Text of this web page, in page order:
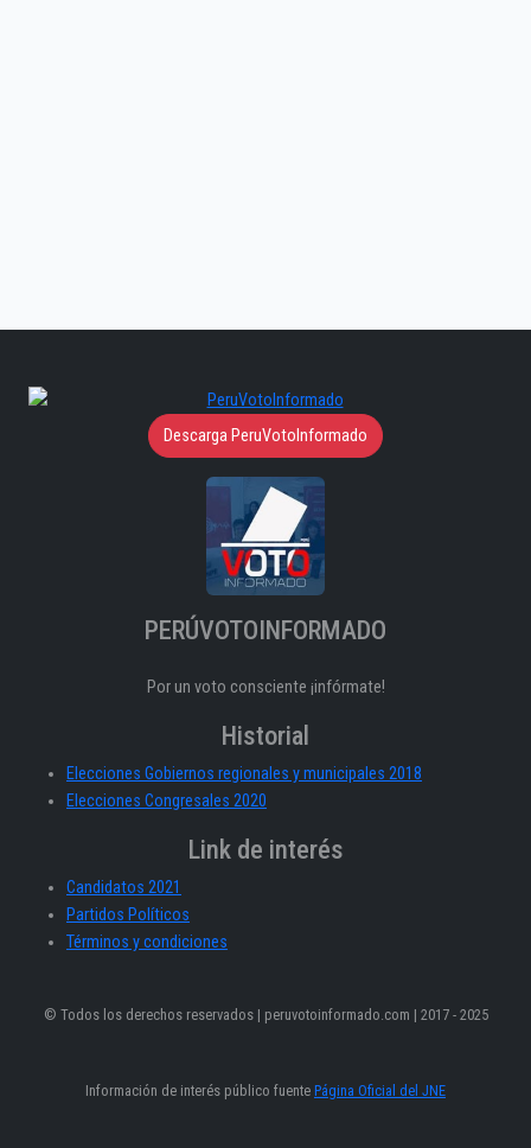
Descarga PeruVotoInformado
PERÚVOTOINFORMADO
Por un voto consciente ¡infórmate!
Historial
Elecciones Gobiernos regionales y municipales 2018
Elecciones Congresales 2020
Link de interés
Candidatos 2021
Partidos Políticos
Términos y condiciones
© Todos los derechos reservados | peruvotoinformado.com | 2017 - 2025
Información de interés público fuente Página Oficial del JNE